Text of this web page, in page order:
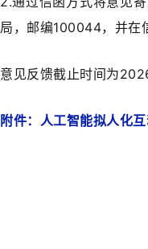
局，邮编100044，并在
意见反馈截止时间为
附件：人工智能拟人化